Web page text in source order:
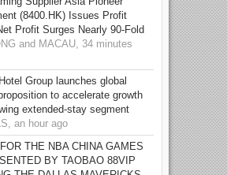
(8400.HK) Issues Profit
Profit Surges Nearly 90-Fold
and MACAU, 34 minutes
Group launches global
to accelerate growth
extended-stay segment
an hour ago
THE NBA CHINA GAMES
BY TAOBAO 88VIP